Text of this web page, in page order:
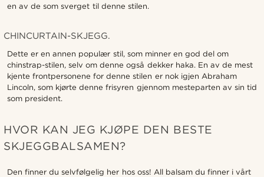
en av de som sverget til denne stilen.
CHINCURTAIN-SKJEGG.
Dette er en annen populær stil, som minner en god del om
chinstrap-stilen, selv om denne også dekker haka. En av de mest
kjente frontpersonene for denne stilen er nok igjen Abraham
Lincoln, som kjørte denne frisyren gjennom mesteparten av sin tid
som president.
HVOR KAN JEG KJØPE DEN BESTE
SKJEGGBALSAMEN?
Den finner du selvfølgelig her hos oss! All balsam du finner i vårt